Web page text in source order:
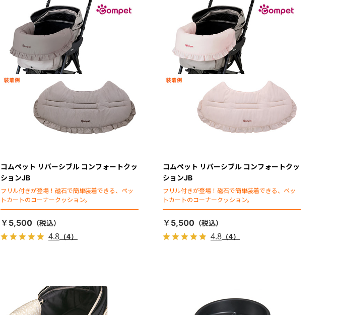
コムペット リバーシブル コンフォートクッ
ションJB
フリル付きが登場！磁石で簡単装着できる、ペッ
トカートのコーナークッション。
￥5,500
4.8（4）
コムペット リバーシブル コンフォートクッ
ションJB
フリル付きが登場！磁石で簡単装着できる、ペッ
トカートのコーナークッション。
￥5,500
4.8（4）